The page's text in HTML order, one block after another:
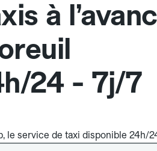
à
24 - 7j/7
le service de taxi disponible 24h/